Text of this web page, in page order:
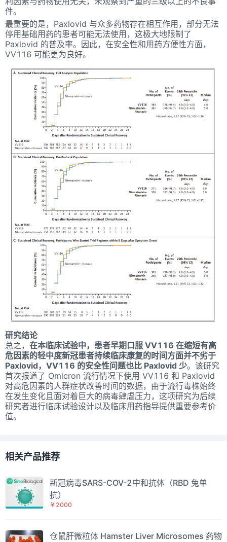
件。
最重要的是，Paxlovid 与众多药物存在相互作用，部分无法
停用基础用药的患者可能无法使用，这极大地限制了
Paxlovid 的普及率。因此，在安全性和用药方便性方面，
VV116 可能更为良好。
研究结论
总之， 在本临床试验中，患者早期口服 VV116 在缩短有高
危因素的轻中度新冠患者持续临床康复的时间方面并不劣于
Paxlovid，VV116 的安全性问题也比 Paxlovid 少。该研究
首次报道了 Omicron 流行情况下使用 VV116 和 Paxlovid
对高危因素的人群症状改善时间的数据，由于流行毒株始终
在发生变化且面对着巨大的病毒肆虐压力，这项研究为后续
研究者进行临床试验设计以及临床用药指导提供重要参考价
值。
相关产品推荐
新冠病毒SARS-COV-2中和抗体（RBD 兔单
抗）
￥2000
仓鼠肝微粒体 Hamster Liver Microsomes 药物